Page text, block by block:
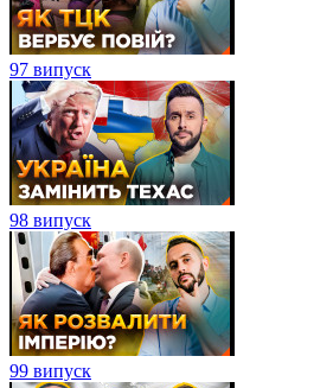
97 випуск
98 випуск
99 випуск